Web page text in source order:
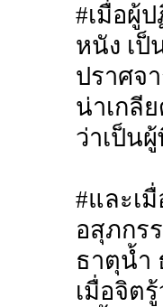
#เมื่อผู้
หนัง เป็
ปราศจ
น่าเกลี
ว่าเป็น
#และเ
อสุภกร
ธาตุน้ำ
เมื่อจิต